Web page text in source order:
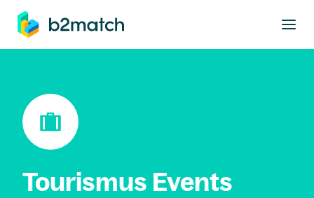
springen
Tourismus Events